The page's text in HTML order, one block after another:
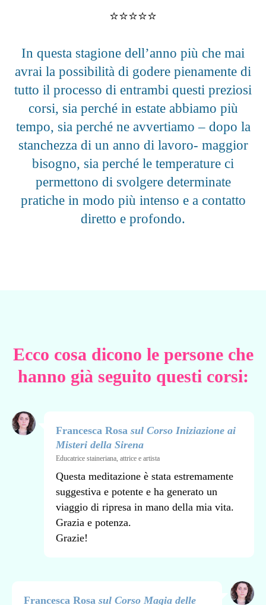
⭐️⭐️⭐️⭐️⭐️
In questa stagione dell’anno più che mai
avrai la possibilità di godere pienamente di
tutto il processo di entrambi questi preziosi
corsi, sia perché in estate abbiamo più
tempo, sia perché ne avvertiamo – dopo la
stanchezza di un anno di lavoro- maggior
bisogno, sia perché le temperature ci
permettono di svolgere determinate
pratiche in modo più intenso e a contatto
diretto e profondo.
Ecco cosa dicono le persone che
hanno già seguito questi corsi:
Francesca Rosa sul Corso Iniziazione ai
Misteri della Sirena
Educatrice staineriana, attrice e artista
Questa meditazione è stata estremamente
suggestiva e potente e ha generato un
viaggio di ripresa in mano della mia vita.
Grazia e potenza.
Grazie!
Francesca Rosa sul Corso Magia delle